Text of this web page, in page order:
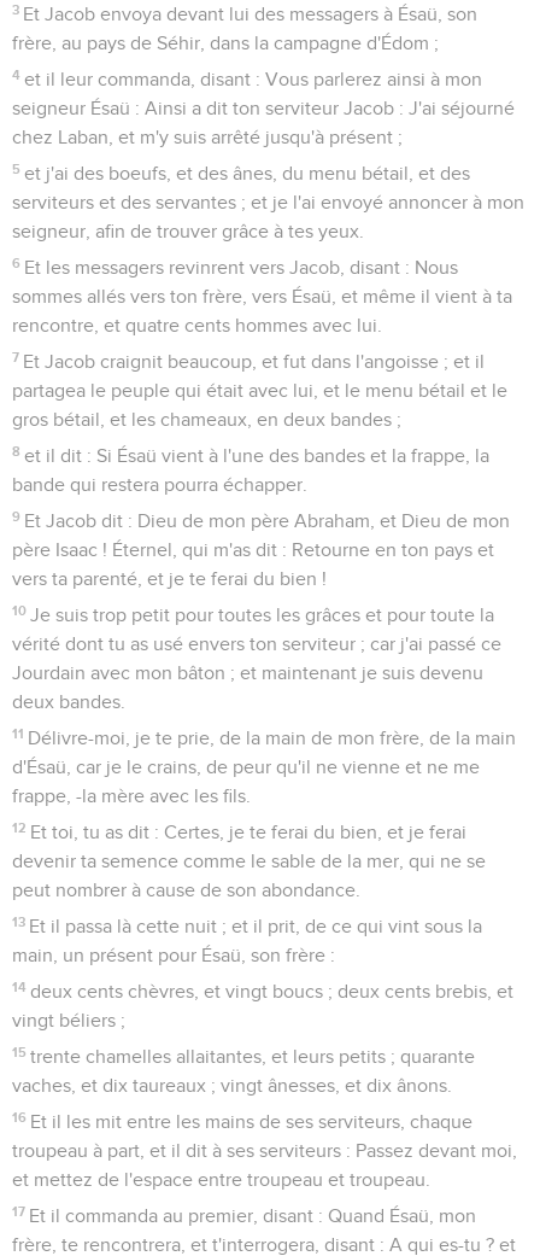
3 Et Jacob envoya devant lui des messagers à Ésaü, son
frère, au pays de Séhir, dans la campagne d'Édom ;
4 et il leur commanda, disant : Vous parlerez ainsi à mon
seigneur Ésaü : Ainsi a dit ton serviteur Jacob : J'ai séjourné
chez Laban, et m'y suis arrêté jusqu'à présent ;
5 et j'ai des boeufs, et des ânes, du menu bétail, et des
serviteurs et des servantes ; et je l'ai envoyé annoncer à mon
seigneur, afin de trouver grâce à tes yeux.
6 Et les messagers revinrent vers Jacob, disant : Nous
sommes allés vers ton frère, vers Ésaü, et même il vient à ta
rencontre, et quatre cents hommes avec lui.
7 Et Jacob craignit beaucoup, et fut dans l'angoisse ; et il
partagea le peuple qui était avec lui, et le menu bétail et le
gros bétail, et les chameaux, en deux bandes ;
8 et il dit : Si Ésaü vient à l'une des bandes et la frappe, la
bande qui restera pourra échapper.
9 Et Jacob dit : Dieu de mon père Abraham, et Dieu de mon
père Isaac ! Éternel, qui m'as dit : Retourne en ton pays et
vers ta parenté, et je te ferai du bien !
10 Je suis trop petit pour toutes les grâces et pour toute la
vérité dont tu as usé envers ton serviteur ; car j'ai passé ce
Jourdain avec mon bâton ; et maintenant je suis devenu
deux bandes.
11 Délivre-moi, je te prie, de la main de mon frère, de la main
d'Ésaü, car je le crains, de peur qu'il ne vienne et ne me
frappe, -la mère avec les fils.
12 Et toi, tu as dit : Certes, je te ferai du bien, et je ferai
devenir ta semence comme le sable de la mer, qui ne se
peut nombrer à cause de son abondance.
13 Et il passa là cette nuit ; et il prit, de ce qui vint sous la
main, un présent pour Ésaü, son frère :
14 deux cents chèvres, et vingt boucs ; deux cents brebis, et
vingt béliers ;
15 trente chamelles allaitantes, et leurs petits ; quarante
vaches, et dix taureaux ; vingt ânesses, et dix ânons.
16 Et il les mit entre les mains de ses serviteurs, chaque
troupeau à part, et il dit à ses serviteurs : Passez devant moi,
et mettez de l'espace entre troupeau et troupeau.
17 Et il commanda au premier, disant : Quand Ésaü, mon
frère, te rencontrera, et t'interrogera, disant : A qui es-tu ? et